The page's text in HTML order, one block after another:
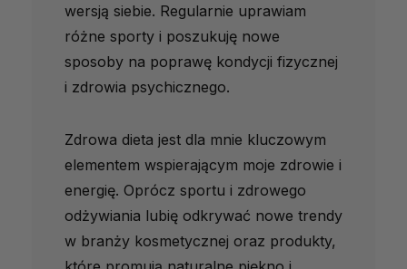
wersją siebie. Regularnie uprawiam
różne sporty i poszukuję nowe
sposoby na poprawę kondycji fizycznej
i zdrowia psychicznego.
Zdrowa dieta jest dla mnie kluczowym
elementem wspierającym moje zdrowie i
energię. Oprócz sportu i zdrowego
odżywiania lubię odkrywać nowe trendy
w branży kosmetycznej oraz produkty,